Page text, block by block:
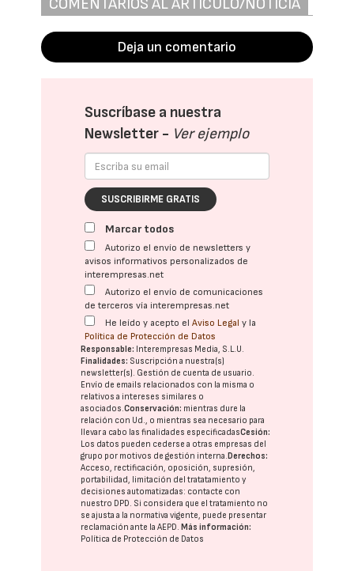
COMENTARIOS AL ARTÍCULO/NOTICIA
Deja un comentario
Suscríbase a nuestra
Newsletter - Ver ejemplo
SUSCRIBIRME GRATIS
Marcar todos
Autorizo el envío de newsletters y
avisos informativos personalizados de
interempresas.net
Autorizo el envío de comunicaciones
de terceros vía interempresas.net
He leído y acepto elAviso Legal y la
Política de Protección de Datos
Responsable: Interempresas Media, S.L.U.
Finalidades: Suscripción a nuestra(s)
newsletter(s). Gestión de cuenta de usuario.
Envío de emails relacionados con la misma o
relativos a intereses similares o
asociados.Conservación: mientras dure la
relación con Ud., o mientras sea necesario para
llevar a cabo las finalidades especificadasCesión:
Los datos pueden cederse a otras empresas del
grupo por motivos de gestión interna. Derechos:
Acceso, rectificación, oposición, supresión,
portabilidad, limitación del tratatamiento y
decisiones automatizadas: contacte con
nuestro DPD. Si considera que el tratamiento no
se ajusta a la normativa vigente, puede presentar
reclamación ante laAEPD. Más información:
Política de Protección de Datos